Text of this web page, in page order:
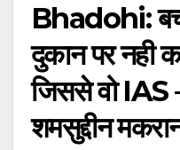
Bhadohi:
दुकान पर नही
जिससे वो IAS
शमसुद्दीन